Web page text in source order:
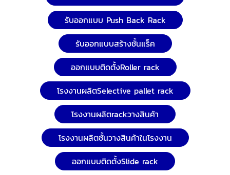
รับออกแบบ Push Back Rack
รับออกแบบสร้างชั้นแร็ค
ออกแบบติดตั้งRoller rack
โรงงานผลิตSelective pallet rack
โรงงานผลิตrackวางสินค้า
โรงงานผลิตชั้นวางสินค้าในโรงงาน
ออกแบบติดตั้งSlide rack